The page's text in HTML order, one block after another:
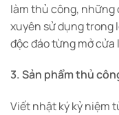
làm thủ công, những
xuyên sử dụng trong
độc đáo từng mở cửa
3. Sản phẩm thủ
Viết nhật ký kỷ niệm